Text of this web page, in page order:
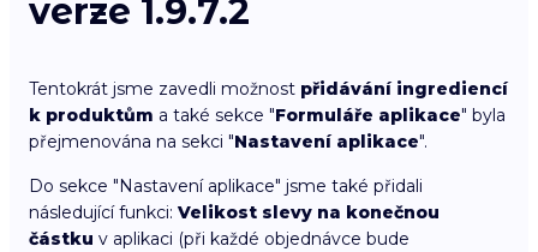
verze 1.9.7.2
Tentokrát jsme zavedli možnost přidávání ingrediencí
k produktům a také sekce "Formuláře aplikace" byla
přejmenována na sekci "Nastavení aplikace".
Do sekce "Nastavení aplikace" jsme také přidali
následující funkci: Velikost slevy na konečnou
částku v aplikaci (při každé objednávce bude